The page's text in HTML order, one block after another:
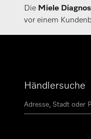
Die Miele
vor einem
Händlersuche